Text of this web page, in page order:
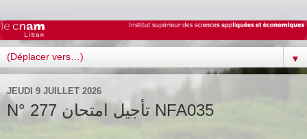
▼
JEUDI 9 JUILLET 2026
N° 277 تأجيل امتحان NFA035